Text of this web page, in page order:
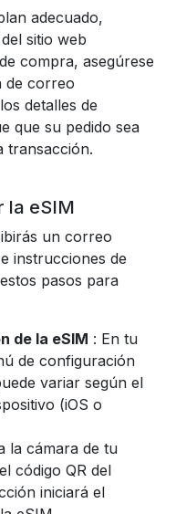
adecuado,
sitio web
compra, asegúrese
de correo
detalles de
que su pedido sea
transacción.
la eSIM
un correo
instrucciones de
pasos para
de la eSIM : En tu
de configuración
variar según el
(iOS o
la cámara de tu
código QR del
iniciará el